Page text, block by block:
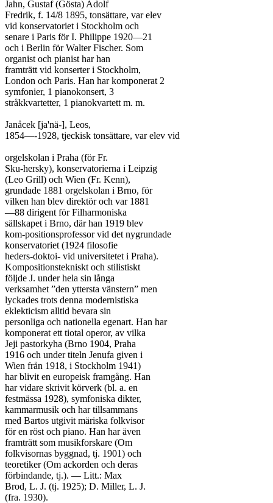
Jahn, Gustaf (Gösta) Adolf
Fredrik, f. 14/8 1895, tonsättare, var elev
vid konservatoriet i Stockholm och
senare i Paris för I. Philippe 1920—21
och i Berlin för Walter Fischer. Som
organist och pianist har han
framträtt vid konserter i Stockholm,
London och Paris. Han har komponerat 2
symfonier, 1 pianokonsert, 3
stråkkvartetter, 1 pianokvartett m. m.
Janåcek [ja'nä-], Leos,
1854—-1928, tjeckisk tonsättare, var elev vid
orgelskolan i Praha (för Fr.
Sku-hersky), konservatorierna i Leipzig
(Leo Grill) och Wien (Fr. Kenn),
grundade 1881 orgelskolan i Brno, för
vilken han blev direktör och var 1881
—88 dirigent för Filharmoniska
sällskapet i Brno, där han 1919 blev
kom-positionsprofessor vid det nygrundade
konservatoriet (1924 filosofie
heders-doktoi- vid universitetet i Praha).
Kompositionstekniskt och stilistiskt
följde J. under hela sin långa
verksamhet ”den yttersta vänstern” men
lyckades trots denna modernistiska
eklekticism alltid bevara sin
personliga och nationella egenart. Han har
komponerat ett tiotal operor, av vilka
Jeji pastorkyha (Brno 1904, Praha
1916 och under titeln Jenufa given i
Wien från 1918, i Stockholm 1941)
har blivit en europeisk framgång. Han
har vidare skrivit körverk (bl. a. en
festmässa 1928), symfoniska dikter,
kammarmusik och har tillsammans
med Bartos utgivit märiska folkvisor
för en röst och piano. Han har även
framträtt som musikforskare (Om
folkvisornas byggnad, tj. 1901) och
teoretiker (Om ackorden och deras
förbindande, tj.). — Litt.: Max
Brod, L. J. (tj. 1925); D. Miller, L. J.
(fra. 1930).